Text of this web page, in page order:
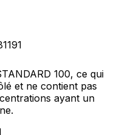
100, ce qui
et ne contient pas
ayant un